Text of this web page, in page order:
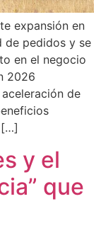
expansión en
de pedidos y se
en el negocio
2026
de
[…]
y el
que